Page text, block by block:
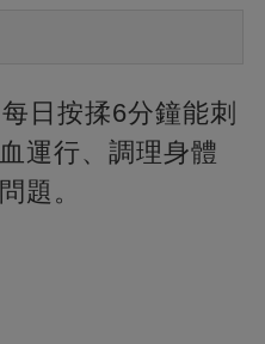
日按揉6分鐘能刺
運行、調理身體
題。